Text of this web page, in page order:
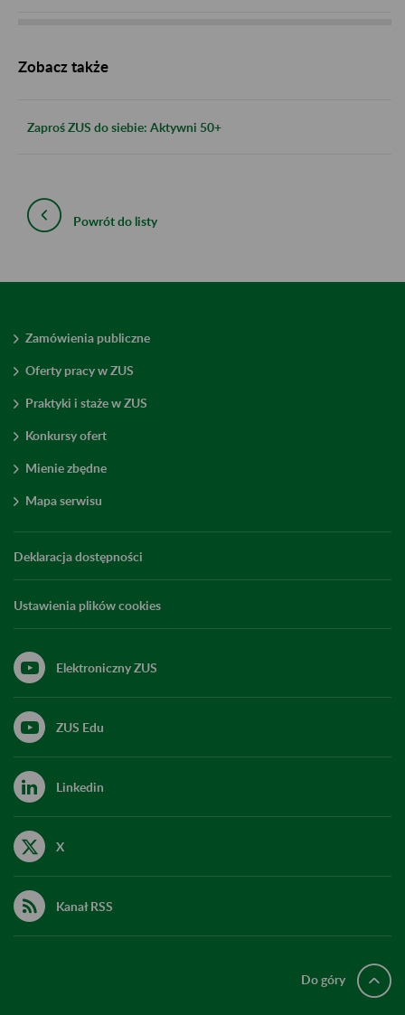
Zobacz także
Zaproś ZUS do siebie: Aktywni 50+
Powrót do listy
Zamówienia publiczne
Oferty pracy w ZUS
Praktyki i staże w ZUS
Konkursy ofert
Mienie zbędne
Mapa serwisu
Deklaracja dostępności
Ustawienia plików cookies
Elektroniczny ZUS
ZUS Edu
Linkedin
X
Kanał RSS
Do góry